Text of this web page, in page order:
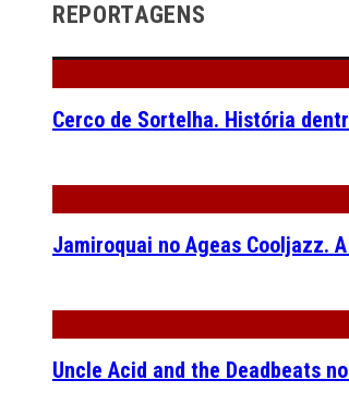
REPORTAGENS
Cerco de Sortelha. História
Jamiroquai no Ageas Cooljazz.
Uncle Acid and the Deadbeats